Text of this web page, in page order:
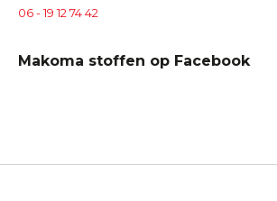
06 - 19 12 74 42
Makoma stoffen op Facebook